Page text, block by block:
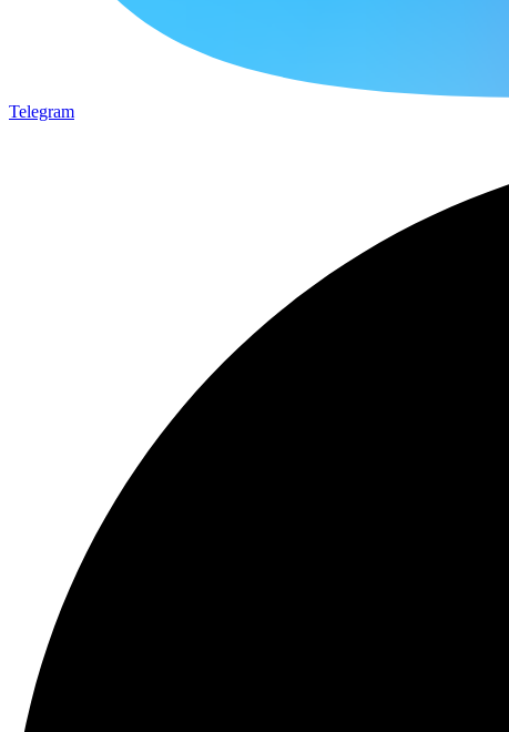
Telegram